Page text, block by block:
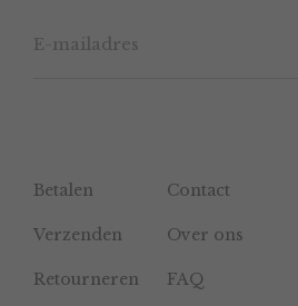
Betalen Contact
Verzenden Over ons
Retourneren FAQ